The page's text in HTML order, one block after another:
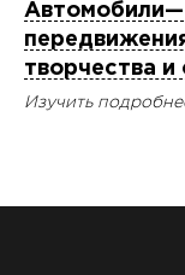
Автомобили—
творчества
Изучить